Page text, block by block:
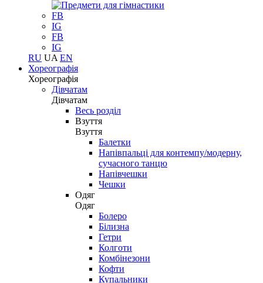
FB
IG
FB
IG
RU UA EN
Хореографія
Хореографія
Дівчатам
Дівчатам
Весь розділ
Взуття
Взуття
Балетки
Напівпальці для контемпу/модерну,
сучасного танцю
Напівчешки
Чешки
Одяг
Одяг
Болеро
Білизна
Гетри
Колготи
Комбінезони
Кофти
Купальники